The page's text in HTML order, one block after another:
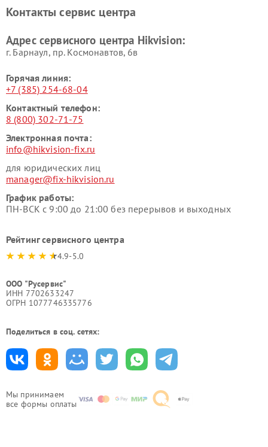
Мы принимаем
все формы оплаты
Контакты сервис центра
Адрес сервисного центра Hikvision:
г. Барнаул, ​пр. Космонавтов, 6в
Горячая линия:
+7 (385) 254-68-04
Контактный телефон:
8 (800) 302-71-75
Электронная почта:
info@hikvision-fix.ru
для юридических лиц
manager@fix-hikvision.ru
График работы:
ПН-ВСК с 9:00 до 21:00 без перерывов и выходных
Рейтинг сервисного центра
4.9-5.0
ООО "Русервис"
ИНН 7702633247
ОГРН 1077746335776
Поделиться в соц. сетях: